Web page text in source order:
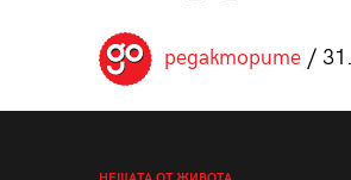
редакторите/